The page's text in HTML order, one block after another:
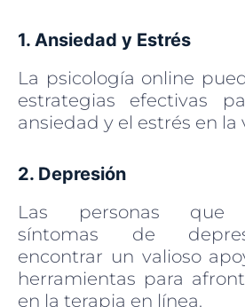
1. Ansiedad y Estrés
La psicología online
estrategias efectivas
ansiedad y el estrés en la
2. Depresión
Las personas que
síntomas de
encontrar un valioso
herramientas para
en la terapia en línea.